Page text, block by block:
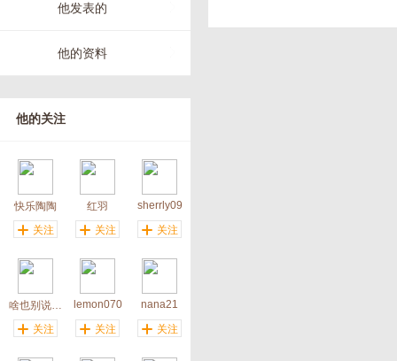
他发表的
他的资料
他的关注
快乐陶陶
关注
红羽
关注
sherrly09
关注
啥也别说了眼泪哗哗地
关注
lemon070
关注
nana21
关注